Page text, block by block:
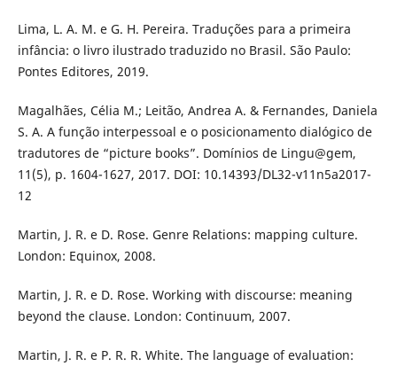
Lima, L. A. M. e G. H. Pereira. Traduções para a primeira
infância: o livro ilustrado traduzido no Brasil. São Paulo:
Pontes Editores, 2019.
Magalhães, Célia M.; Leitão, Andrea A. & Fernandes, Daniela
S. A. A função interpessoal e o posicionamento dialógico de
tradutores de “picture books”. Domínios de Lingu@gem,
11(5), p. 1604-1627, 2017. DOI: 10.14393/DL32-v11n5a2017-
12
Martin, J. R. e D. Rose. Genre Relations: mapping culture.
London: Equinox, 2008.
Martin, J. R. e D. Rose. Working with discourse: meaning
beyond the clause. London: Continuum, 2007.
Martin, J. R. e P. R. R. White. The language of evaluation: